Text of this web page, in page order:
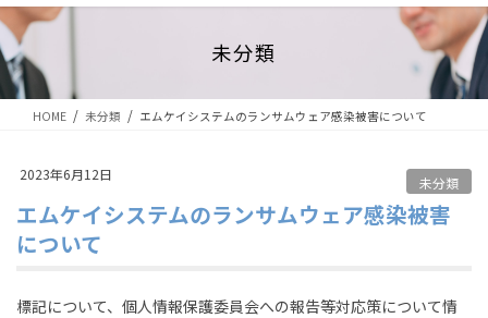
プ
動
未分類
HOME 未分類 エムケイシステムのランサムウェア感染被害について
2023年6月12日 未分類
エムケイシステムのランサムウェア感染被害
について
標記について、個人情報保護委員会への報告等対応策について情